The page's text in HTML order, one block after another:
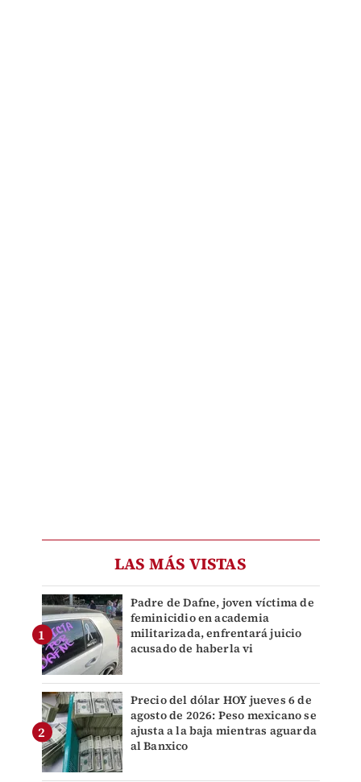
LAS MÁS VISTAS
Padre de Dafne, joven víctima de
feminicidio en academia
militarizada, enfrentará juicio
acusado de haberla vi
Precio del dólar HOY jueves 6 de
agosto de 2026: Peso mexicano se
ajusta a la baja mientras aguarda
al Banxico